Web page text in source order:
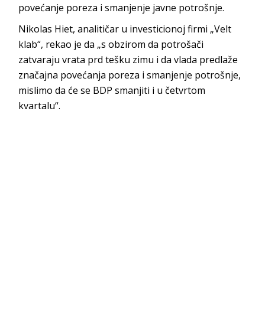
povećanje poreza i smanjenje javne potrošnje.
Nikolas Hiet, analitičar u investicionoj firmi „Velt
klab“, rekao je da „s obzirom da potrošači
zatvaraju vrata prd tešku zimu i da vlada predlaže
značajna povećanja poreza i smanjenje potrošnje,
mislimo da će se BDP smanjiti i u četvrtom
kvartalu“.